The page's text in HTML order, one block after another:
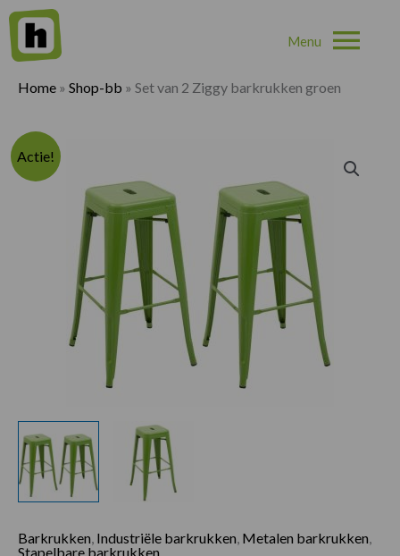
Home » Shop-bb » Set van 2 Ziggy barkrukken groen
Actie!
Barkrukken Industriële barkrukken Metalen barkrukken
Stapelbare barkrukken
Oorspronkelijke
HuidigeSet van 2 Ziggy